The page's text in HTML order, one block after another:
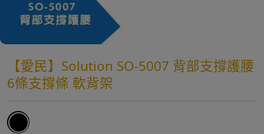
【愛民】Solution SO-5007 背部支撐護腰
6條支撐條 軟背架